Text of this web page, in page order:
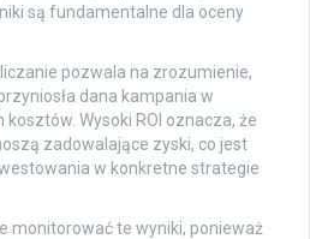
są fundamentalne dla oceny
pozwala na zrozumienie,
dana kampania w
Wysoki ROI oznacza, że
zadowalające zyski, co jest
w konkretne strategie
monitorować te wyniki, ponieważ